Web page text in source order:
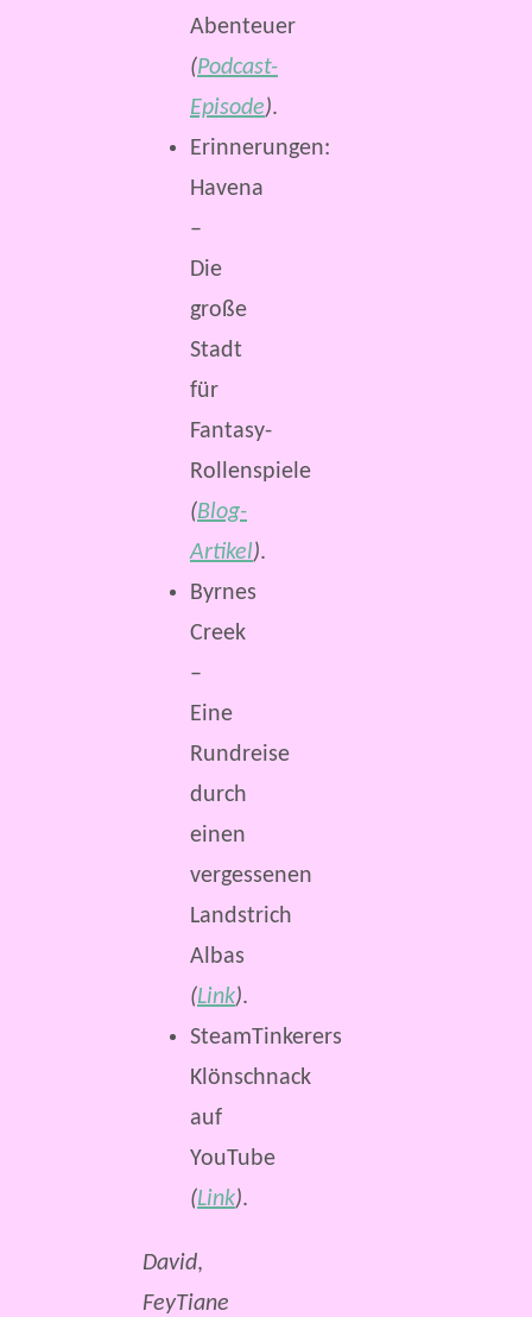
Abenteuer
(Podcast-
Episode).
Erinnerungen:
Havena
–
Die
große
Stadt
für
Fantasy-
Rollenspiele
(Blog-
Artikel).
Byrnes
Creek
–
Eine
Rundreise
durch
einen
vergessenen
Landstrich
Albas
(Link).
SteamTinkerers
Klönschnack
auf
YouTube
(Link).
David,
FeyTiane